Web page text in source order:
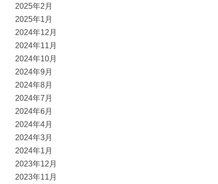
2025年2月
2025年1月
2024年12月
2024年11月
2024年10月
2024年9月
2024年8月
2024年7月
2024年6月
2024年4月
2024年3月
2024年1月
2023年12月
2023年11月